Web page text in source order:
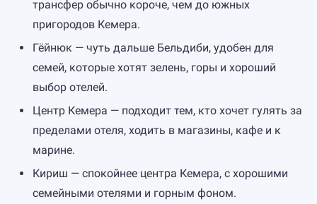
трансфер обычно короче, чем до южных
пригородов Кемера.
Гёйнюк — чуть дальше Бельдиби, удобен для
семей, которые хотят зелень, горы и хороший
выбор отелей.
Центр Кемера — подходит тем, кто хочет гулять за
пределами отеля, ходить в магазины, кафе и к
марине.
Кириш — спокойнее центра Кемера, с хорошими
семейными отелями и горным фоном.